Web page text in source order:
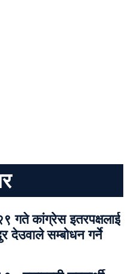
गते कांग्रेस इतरपक्षलाई
देउवाले सम्बोधन गर्ने